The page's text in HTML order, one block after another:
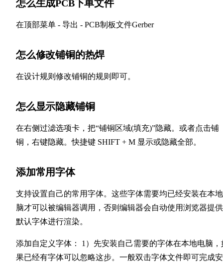
怎么生成PCB下单文件
在顶部菜单 - 导出 - PCB制板文件Gerber
怎么修改铺铜的热焊
在设计规则修改铺铜的规则即可。
怎么显示隐藏铺铜
在右侧过滤选项卡，把“铺铜区域(填充)”隐藏。或者点击铺
铜，右键隐藏。快捷键 SHIFT + M 显示或隐藏全部。
添加常用字体
支持设置自己的常用字体。这些字体需要均已经安装在本
脑才可以被编辑器调用，否则编辑器会自动使用浏览器提
默认字体进行渲染。
添加自定义字体： 1）先安装自己需要的字体在本地电脑，
果已经有字体可以忽略这步。一般双击字体文件即可完成安